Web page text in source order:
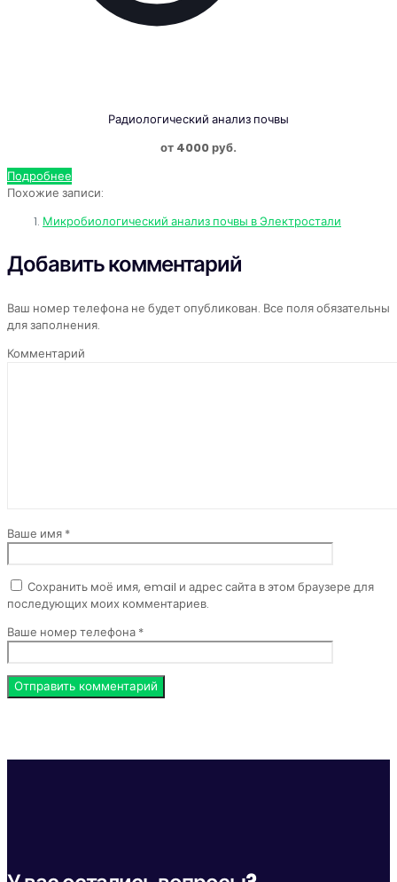
Радиологический анализ почвы
от 4000 руб.
Подробнее
Похожие записи:
Микробиоло­гический анализ почвы в Электростали
Добавить комментарий
Ваш номер телефона не будет опубликован. Все поля обязательны
для заполнения.
Комментарий
Ваше имя *
Сохранить моё имя, email и адрес сайта в этом браузере для
последующих моих комментариев.
Ваше номер телефона *